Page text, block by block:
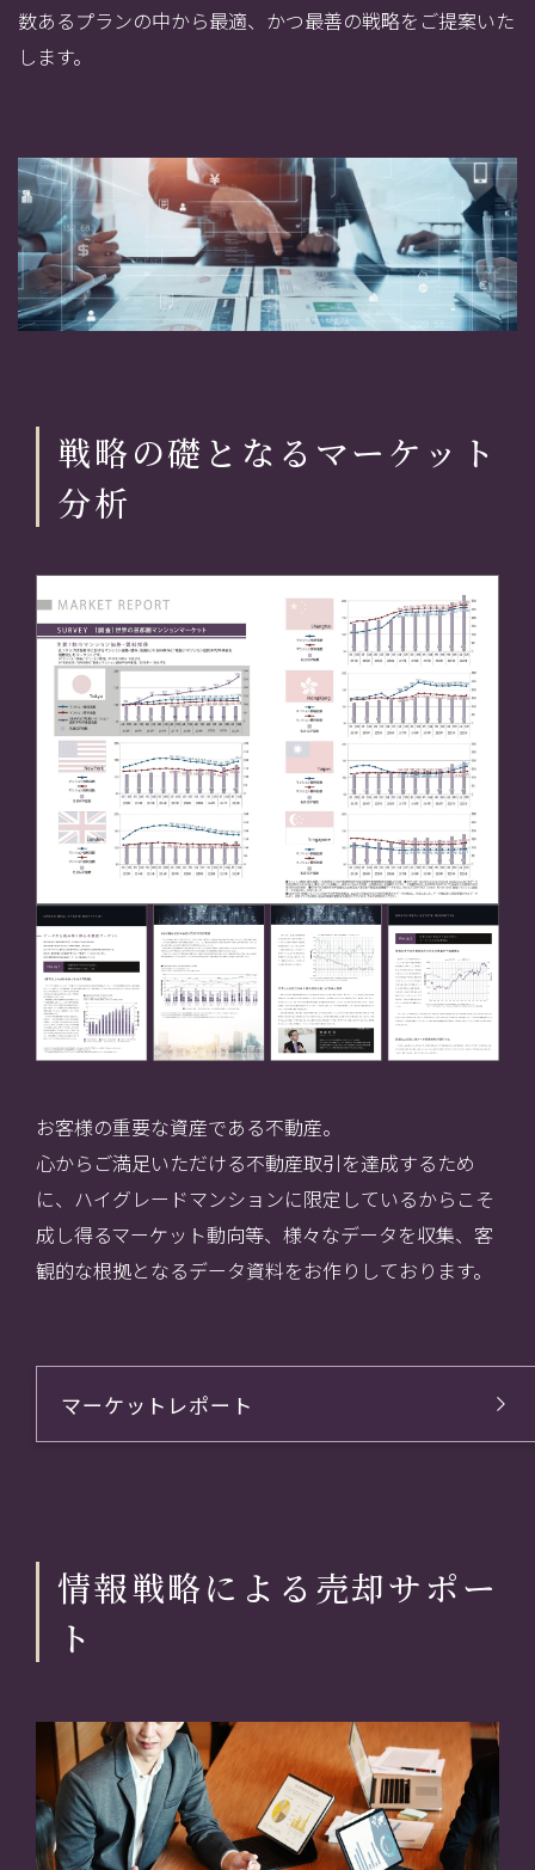
数あるプランの中から最適、かつ最善の戦略をご提案いた
します。
戦略の礎となるマーケット
分析
お客様の重要な資産である不動産。
心からご満足いただける不動産取引を達成するため
に、ハイグレードマンションに限定しているからこそ
成し得るマーケット動向等、 様々なデータを収集、客
観的な根拠となるデータ資料をお作りしております。
マーケットレポート
情報戦略による売却サポー
ト